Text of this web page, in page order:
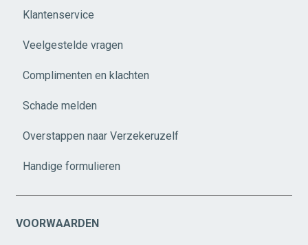
Klantenservice
Veelgestelde vragen
Complimenten en klachten
Schade melden
Overstappen naar Verzekeruzelf
Handige formulieren
VOORWAARDEN